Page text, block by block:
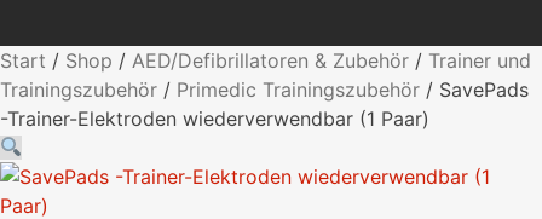
Start / Shop / AED/Defibrillatoren & Zubehör / Trainer und
Trainingszubehör / Primedic Trainingszubehör / SavePads
-Trainer-Elektroden wiederverwendbar (1 Paar)